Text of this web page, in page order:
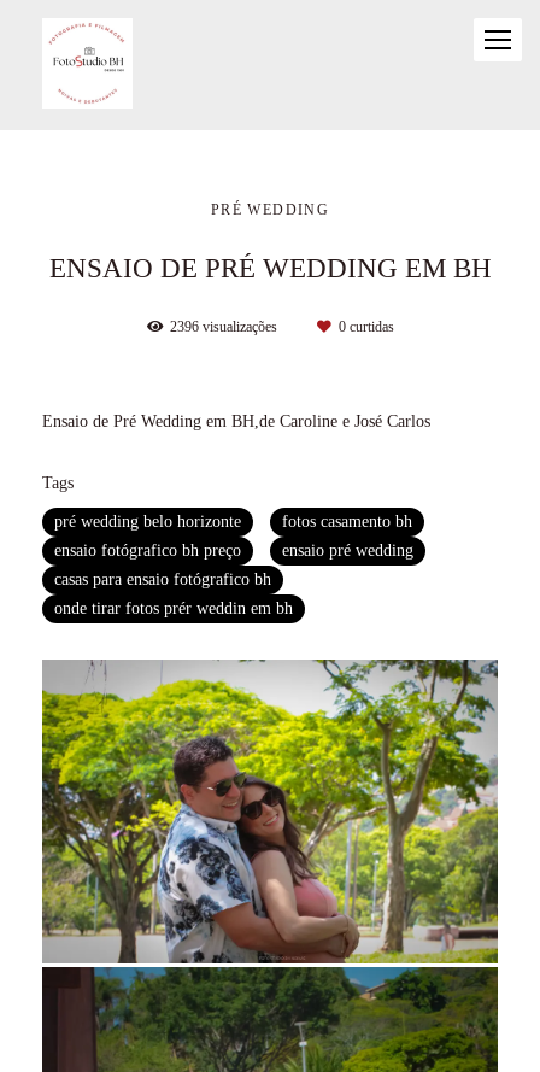
PRÉ WEDDING
ENSAIO DE PRÉ WEDDING EM BH
2396visualizações 0curtidas
Ensaio de Pré Wedding em BH,de Caroline e José Carlos
Tags
pré wedding belo horizonte
fotos casamento bh
ensaio fotógrafico bh preço
ensaio pré wedding
casas para ensaio fotógrafico bh
onde tirar fotos prér weddin em bh